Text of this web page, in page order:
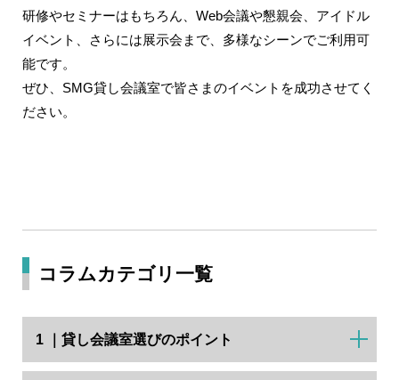
研修やセミナーはもちろん、Web会議や懇親会、アイドル
イベント、さらには展示会まで、多様なシーンでご利用可
能です。
ぜひ、SMG貸し会議室で皆さまのイベントを成功させてく
ださい。
コラムカテゴリ一覧
1 ｜貸し会議室選びのポイント